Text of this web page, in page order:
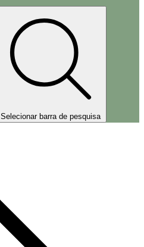
Selecionar barra de pesquisa